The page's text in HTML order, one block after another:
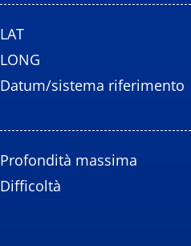
LAT
LONG
Datum/sistema riferimento
Profondità massima
Difficoltà